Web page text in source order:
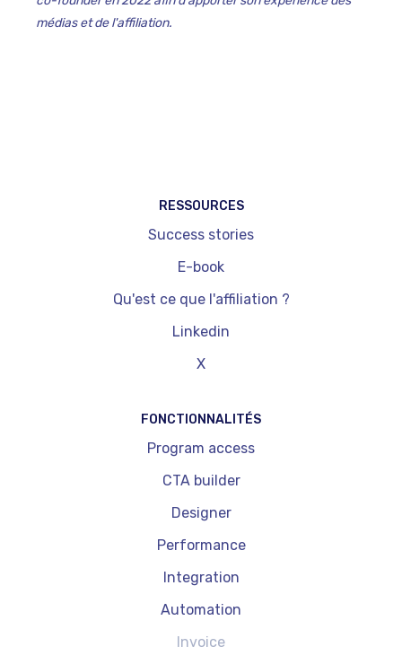
médias et de l'affiliation.‍
RESSOURCES
Success stories
E-book
Qu'est ce que l'affiliation ?
Linkedin
X
FONCTIONNALITÉS
Program access
CTA builder
Designer
Performance
Integration
Automation
Invoice